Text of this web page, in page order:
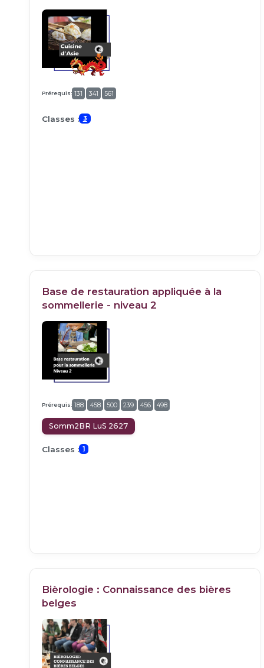
Prérequis: 131 341 561
Classes : 3
Base de restauration appliquée à la
sommellerie - niveau 2
Prérequis: 188 458 500 239 456 498
Somm2BR LuS 2627
Classes : 1
Bièrologie : Connaissance des bières
belges